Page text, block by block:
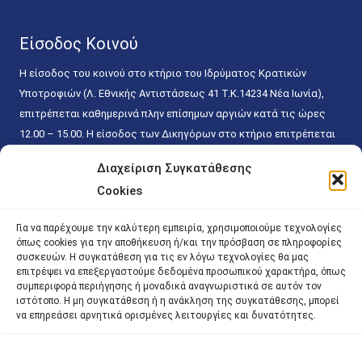
Διαχείριση Συγκατάθεσης
Cookies
Για να παρέχουμε την καλύτερη εμπειρία, χρησιμοποιούμε τεχνολογίες
όπως cookies για την αποθήκευση ή/και την πρόσβαση σε πληροφορίες
συσκευών. Η συγκατάθεση για τις εν λόγω τεχνολογίες θα μας
επιτρέψει να επεξεργαστούμε δεδομένα προσωπικού χαρακτήρα, όπως
συμπεριφορά περιήγησης ή μοναδικά αναγνωριστικά σε αυτόν τον
ιστότοπο. Η μη συγκατάθεση ή η ανάκληση της συγκατάθεσης, μπορεί
να επηρεάσει αρνητικά ορισμένες λειτουργίες και δυνατότητες.
Είσοδος Κοινού
Η είσοδος του κοινού στο κτήριο του Ιδρύματος Κρατικών
Υποτροφιών (Λ. Εθνικής Αντιστάσεως 41 T.K.14234 Νέα Ιωνία),
επιτρέπεται καθημερινά πλην επίσημων αργιών κατά τις ώρες
12.00 – 15.00. Η είσοδος των Δικηγόρων στο κτήριο επιτρέπεται
κάθε εργάσιμη ημέρα και ώρα χωρίς κανέναν χρονικό ή άλλο
περιορισμό. Η είσοδος του κοινού ειδικά στο γραφείο του
15.00. Η εξυπηρέτηση του κοινού πραγματοποιείται βάσει των
παγίων ισχυουσών διατάξεων. Για την αποφυγή συνωστισμού
εντός του εσωτερικού χώρου εξυπηρέτησης και αναμονής του
κοινού, η εξυπηρέτησή του δύναται να πραγματοποιείται κατόπιν
προγραμματισμένου ραντεβού.